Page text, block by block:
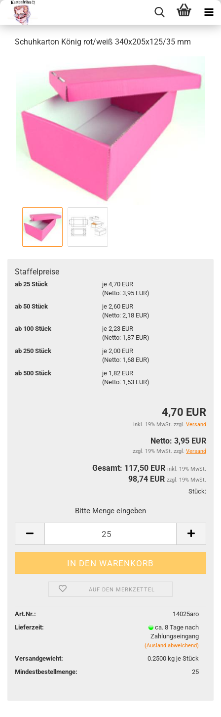
Schuh­kar­ton König rot/weiß 340x205x125/35 mm
Staffelpreise
ab 25 Stück
je 4,70 EUR
(Netto: 3,95 EUR)
ab 50 Stück
je 2,60 EUR
(Netto: 2,18 EUR)
ab 100 Stück
je 2,23 EUR
(Netto: 1,87 EUR)
ab 250 Stück
je 2,00 EUR
(Netto: 1,68 EUR)
ab 500 Stück
je 1,82 EUR
(Netto: 1,53 EUR)
4,70 EUR
inkl. 19% MwSt. zzgl. Versand
Netto: 3,95 EUR
zzgl. 19% MwSt. zzgl. Versand
Gesamt: 117,50 EUR inkl. 19% MwSt.
98,74 EUR zzgl. 19% MwSt.
Stück:
Bitte Menge eingeben
AUF DEN MERKZETTEL
Art.Nr.:
14025aro
Lieferzeit:
ca. 8 Tage nach
Zahlungseingang
(Ausland abweichend)
Versandgewicht: 0.2500kg je Stück
Mindestbestellmenge:
25